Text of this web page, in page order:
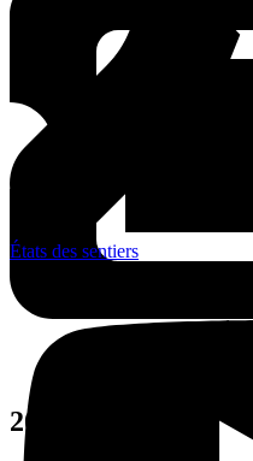
États des sentiers
20$